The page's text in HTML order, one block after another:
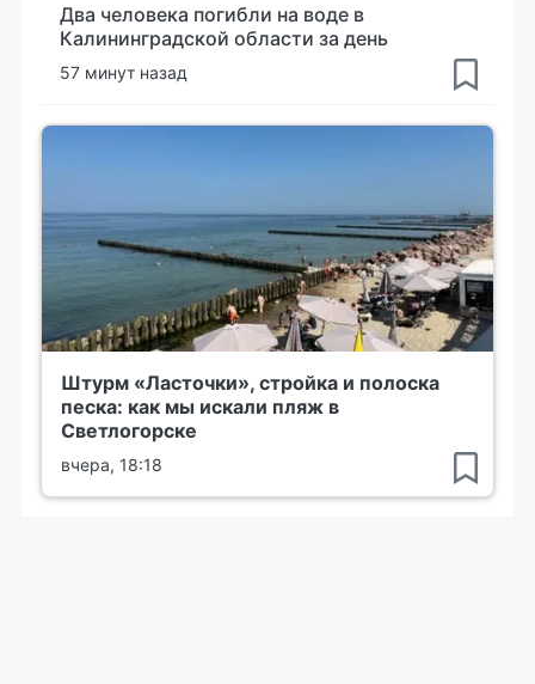
Два человека погибли на воде в
Калининградской области за день
57 минут назад
Штурм «Ласточки», стройка и полоска
песка: как мы искали пляж в
Светлогорске
вчера, 18:18